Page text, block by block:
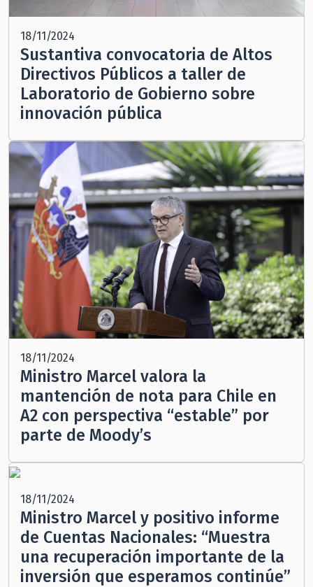
18/11/2024
Sustantiva convocatoria de Altos
Directivos Públicos a taller de
Laboratorio de Gobierno sobre
innovación pública
18/11/2024
Ministro Marcel valora la
mantención de nota para Chile en
A2 con perspectiva “estable” por
parte de Moody’s
18/11/2024
Ministro Marcel y positivo informe
de Cuentas Nacionales: “Muestra
una recuperación importante de la
inversión que esperamos continúe”